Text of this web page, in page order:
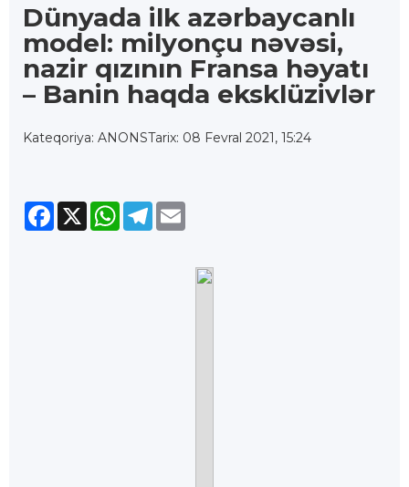
Dünyada ilk azərbaycanlı
model: milyonçu nəvəsi,
nazir qızının Fransa həyatı
– Banin haqda eksklüzivlər
Kateqoriya: ANONSTarix: 08 Fevral 2021, 15:24
Facebook
X WhatsApp
Telegram